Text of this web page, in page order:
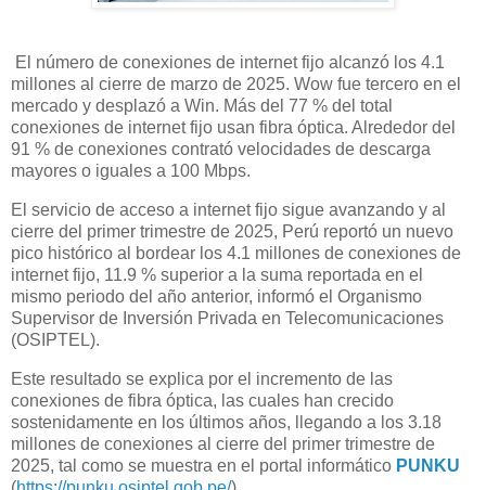
El número de conexiones de internet fijo alcanzó los 4.1
millones al cierre de marzo de 2025. Wow fue tercero en el
mercado y desplazó a Win. Más del 77 % del total
conexiones de internet fijo usan fibra óptica. Alrededor del
91 % de conexiones contrató velocidades de descarga
mayores o iguales a 100 Mbps.
El servicio de acceso a internet fijo sigue avanzando y al
cierre del primer trimestre de 2025, Perú reportó un nuevo
pico histórico al bordear los 4.1 millones de conexiones de
internet fijo, 11.9 % superior a la suma reportada en el
mismo periodo del año anterior, informó el Organismo
Supervisor de Inversión Privada en Telecomunicaciones
(OSIPTEL).
Este resultado se explica por el incremento de las
conexiones de fibra óptica, las cuales han crecido
sostenidamente en los últimos años, llegando a los 3.18
millones de conexiones al cierre del primer trimestre de
2025, tal como se muestra en el portal informático PUNKU